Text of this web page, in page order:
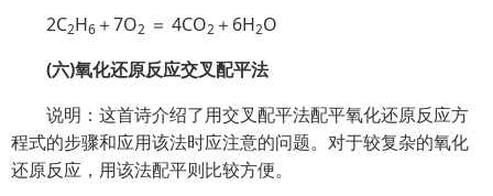
2C2H6 ＋7O2 ＝ 4CO2 ＋6H2O
(六)氧化还原反应交叉配平法
说明：这首诗介绍了用交叉配平法配平氧化还原反应方
程式的步骤和应用该法时应注意的问题。对于较复杂的氧化
还原反应，用该法配平则比较方便。